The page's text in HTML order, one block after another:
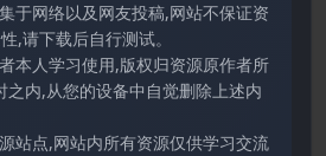
于网络以及网友投稿,网站不保证资
,请下载后自行测试。
本人学习使用,版权归资源原作者所
之内,从您的设备中自觉删除上述内
站点,网站内所有资源仅供学习交流